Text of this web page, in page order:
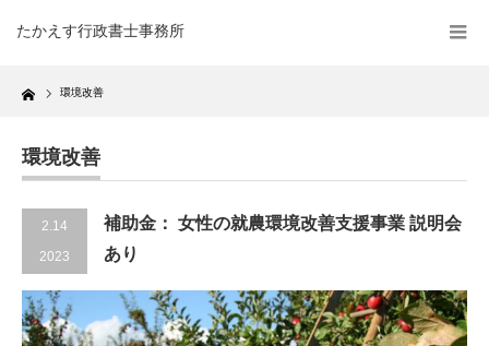
たかえす行政書士事務所
Home 環境改善
環境改善
2.14
2023
補助金： 女性の就農環境改善支援事業 説明会
あり